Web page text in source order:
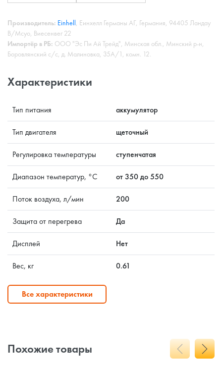
Производитель: Einhell, Еинхелл Германы АГ, Германия, 94405 Ландау
В/Мсуо, Виесенвег 22
Импортёр в РБ: ООО "Эс Пи Ай Трейд", Минская обл., Минский р-н,
Боровлянский с/с, д. Малиновка, 35А/1, комн. 12.
Характеристики
Тип питания аккумулятор
Тип двигателя щеточный
Регулировка температуры ступенчатая
Диапазон температур, °C от 350 до 550
Поток воздуха, л/мин 200
Защита от перегрева Да
Дисплей Нет
Вес, кг 0.61
Все характеристики
Похожие товары